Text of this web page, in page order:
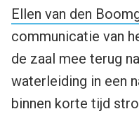
Ellen van den
communicatie van
de zaal mee terug
waterleiding in een
binnen korte tijd